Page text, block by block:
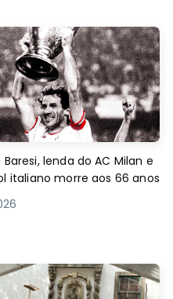
Baresi, lenda do AC Milan e
italiano morre aos 66 anos